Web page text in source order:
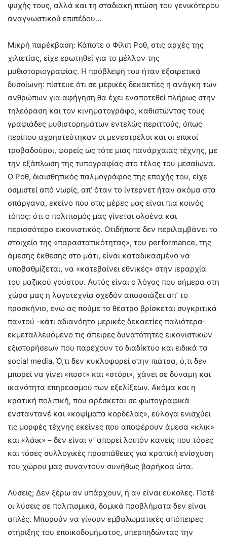
ψυχής τους, αλλά και τη σταδιακή πτώση του γενικότερου
αναγνωστικού επιπέδου…
Μικρή παρέκβαση: Κάποτε ο Φίλιπ Ροθ, στις αρχές της
χιλιετίας, είχε ερωτηθεί για το μέλλον της
μυθιστοριογραφίας. Η πρόβλεψή του ήταν εξαιρετικά
δυσοίωνη: πίστευε ότι σε μερικές δεκαετίες η ανάγκη των
ανθρώπων για αφήγηση θα έχει εναποτεθεί πλήρως στην
τηλεόραση και τον κινηματογράφο, καθιστώντας τους
γραφιάδες μυθιστορημάτων εντελώς περιττούς, όπως
περίπου αχρηστεύτηκαν οι μενεστρέλοι και οι επικοί
τροβαδούροι, φορείς ως τότε μιας πανάρχαιας τέχνης, με
την εξάπλωση της τυπογραφίας στο τέλος του μεσαίωνα.
Ο Ροθ, διαισθητικός παλμογράφος της εποχής του, είχε
οσμιστεί από νωρίς, απ’ όταν το ίντερνετ ήταν ακόμα στα
σπάργανα, εκείνο που στις μέρες μας είναι πια κοινός
τόπος: ότι ο πολιτισμός μας γίνεται ολοένα και
περισσότερο εικονιστικός. Οτιδήποτε δεν περιλαμβάνει το
στοιχείο της «παραστατικότητας», του performance, της
άμεσης έκθεσης στο μάτι, είναι καταδικασμένο να
υποβαθμίζεται, να «κατεβαίνει εθνικές» στην ιεραρχία
του μαζικού γούστου. Αυτός είναι ο λόγος που σήμερα στη
χώρα μας η λογοτεχνία σχεδόν απουσιάζει απ’ το
προσκήνιο, ενώ ας πούμε το θέατρο βρίσκεται συγκριτικά
παντού -κάτι αδιανόητο μερικές δεκαετίες παλιότερα-
εκμεταλλευόμενο τις άπειρες δυνατότητες εικονιστικών
εξιστορήσεων που παρέχουν το διαδίκτυο και ειδικά τα
social media. Ό,τι δεν κυκλοφορεί στην πιάτσα, ό,τι δεν
μπορεί να γίνει «ποστ» και «στόρι», χάνει σε δύναμη και
ικανότητα επηρεασμού των εξελίξεων. Ακόμα και η
κρατική πολιτική, που αρέσκεται σε φωτογραφικά
ενσταντανέ και «κοψίματα κορδέλας», εύλογα ενισχύει
τις μορφές τέχνης εκείνες που αποφέρουν άμεσα «κλικ»
και «λάικ» – δεν είναι ν’ απορεί λοιπόν κανείς που τόσες
και τόσες συλλογικές προσπάθειες για κρατική ενίσχυση
του χώρου μας συναντούν συνήθως βαρήκοα ώτα.
Λύσεις; Δεν ξέρω αν υπάρχουν, ή αν είναι εύκολες. Ποτέ
οι λύσεις σε πολιτισμικά, δομικά προβλήματα δεν είναι
απλές. Μπορούν να γίνουν εμβαλωματικές απόπειρες
στήριξης του εποικοδομήματος, υπερπηδώντας την